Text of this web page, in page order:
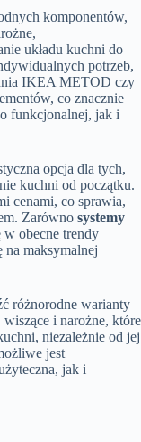
komponentów,
układu kuchni do
potrzeb,
IKEA METOD czy
co znacznie
funkcjonalnej, jak i
opcja dla tych,
kuchni od początku.
cenami, co sprawia,
Zarówno systemy
w obecne trendy
na maksymalnej
różnorodne warianty
i narożne, które
niezależnie od jej
jest
jak i